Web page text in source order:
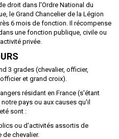
droit dans l'Ordre National du
le Grand Chancelier de la Légion
6 mois de fonction. Il récompense
une fonction publique, civile ou
privée.
3 grades (chevalier, officier,
et grand croix).
résidant en France (s'étant
pays ou aux causes qu'il
sont :
ou d'activités assortis de
chevalier.